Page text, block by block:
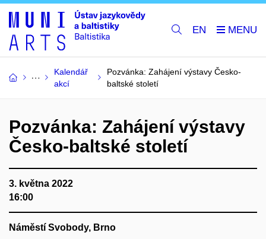
EN
Kalendář
akcí
Pozvánka: Zahájení výstavy Česko-
baltské století
Pozvánka: Zahájení výstavy
Česko-baltské století
3. května 2022
16:00
Náměstí Svobody, Brno